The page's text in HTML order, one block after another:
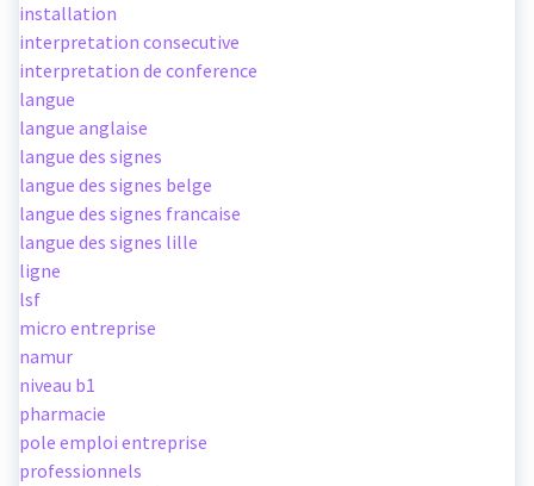
installation
interpretation consecutive
interpretation de conference
langue
langue anglaise
langue des signes
langue des signes belge
langue des signes francaise
langue des signes lille
ligne
lsf
micro entreprise
namur
niveau b1
pharmacie
pole emploi entreprise
professionnels